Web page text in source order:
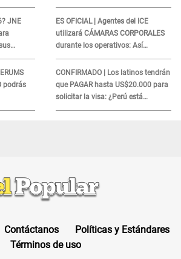
JNE
podrás
extranjeros
ES OFICIAL | Agentes del ICE
utilizará CÁMARAS CORPORALES
durante los operativos: Así
afectará a inmigrantes
CONFIRMADO | Los latinos tendrán
que PAGAR hasta US$20.000 para
solicitar la visa: ¿Perú está
incluido?
Contáctanos
Políticas y Estándares
Términos de uso